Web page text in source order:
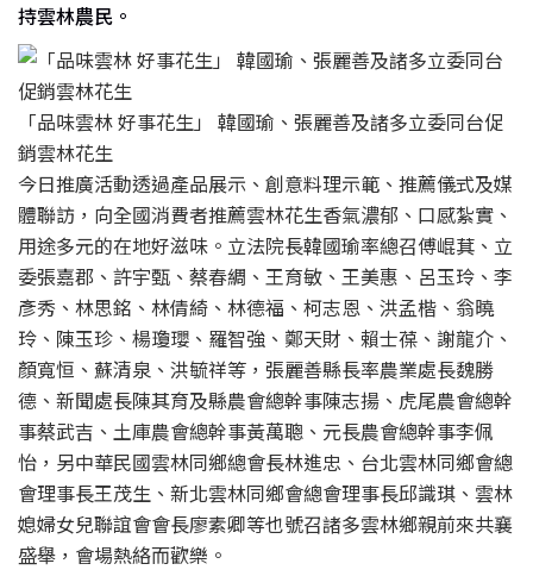
持雲林農民。
「品味雲林 好事花生」 韓國瑜、張麗善及諸多立委同台促
銷雲林花生
今日推廣活動透過產品展示、創意料理示範、推薦儀式及媒
體聯訪，向全國消費者推薦雲林花生香氣濃郁、口感紮實、
用途多元的在地好滋味。立法院長韓國瑜率總召傅崐萁、立
委張嘉郡、許宇甄、蔡春綢、王育敏、王美惠、呂玉玲、李
彥秀、林思銘、林倩綺、林德福、柯志恩、洪孟楷、翁曉
玲、陳玉珍、楊瓊瓔、羅智強、鄭天財、賴士葆、謝龍介、
顏寬恒、蘇清泉、洪毓祥等，張麗善縣長率農業處長魏勝
德、新聞處長陳其育及縣農會總幹事陳志揚、虎尾農會總幹
事蔡武吉、土庫農會總幹事黃萬聰、元長農會總幹事李佩
怡，另中華民國雲林同鄉總會長林進忠、台北雲林同鄉會總
會理事長王茂生、新北雲林同鄉會總會理事長邱識琪、雲林
媳婦女兒聯誼會會長廖素卿等也號召諸多雲林鄉親前來共襄
盛舉，會場熱絡而歡樂。